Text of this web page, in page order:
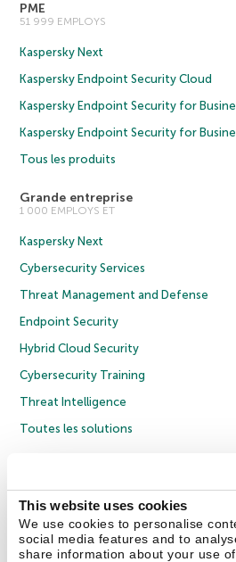
This website uses cookies
We use cookies to personalise
social media features and to
share information about your use
PME
51 999 EMPLOYS
Kaspersky Next
Kaspersky Endpoint Security Cloud
Kaspersky Endpoint Security for
Kaspersky Endpoint Security for
Tous les produits
Grande entreprise
1 000 EMPLOYS ET
Kaspersky Next
Cybersecurity Services
Threat Management and Defense
Endpoint Security
Hybrid Cloud Security
Cybersecurity Training
Threat Intelligence
Toutes les solutions
Politique anticorruption
Contrat de licence
Contrat de licence entreprises
Cookies
Nous contacter À propos Partenaires Blog